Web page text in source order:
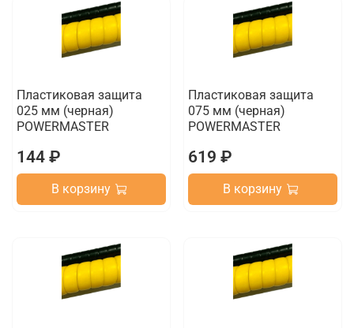
Пластиковая защита
025 мм (черная)
POWERMASTER
144 ₽
В корзину
Пластиковая защита
075 мм (черная)
POWERMASTER
619 ₽
В корзину